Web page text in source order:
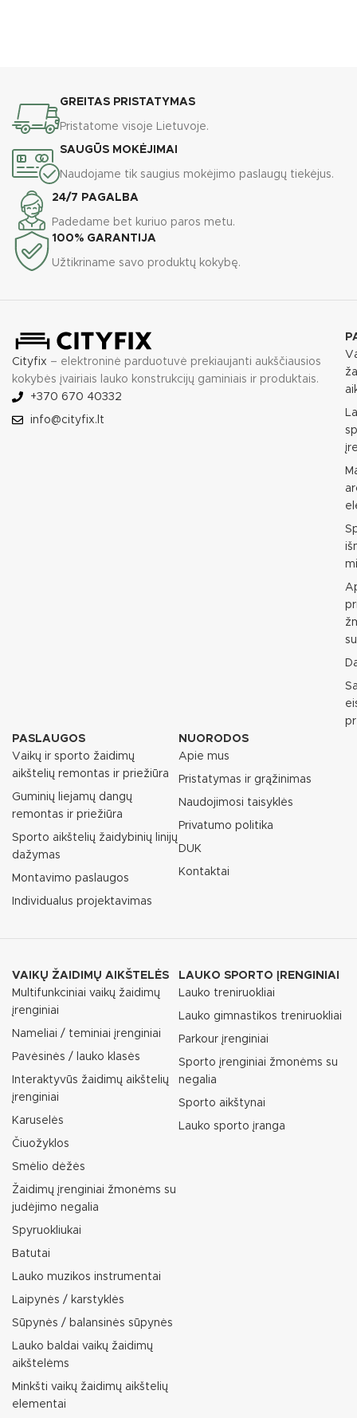
GREITAS PRISTATYMAS
Pristatome visoje Lietuvoje.
SAUGŪS MOKĖJIMAI
Naudojame tik saugius mokėjimo paslaugų tiekėjus.
24/7 PAGALBA
Padedame bet kuriuo paros metu.
100% GARANTIJA
Užtikriname savo produktų kokybę.
Cityfix – elektroninė parduotuvė prekiaujanti aukščiausios
kokybės įvairiais lauko konstrukcijų gaminiais ir produktais.
+370 670 40332
info@cityfix.lt
PASLAUGOS
Vaikų ir sporto žaidimų
aikštelių remontas ir priežiūra
Guminių liejamų dangų
remontas ir priežiūra
Sporto aikštelių žaidybinių linijų
dažymas
Montavimo paslaugos
Individualus projektavimas
NUORODOS
Apie mus
Pristatymas ir grąžinimas
Naudojimosi taisyklės
Privatumo politika
DUK
Kontaktai
VAIKŲ ŽAIDIMŲ AIKŠTELĖS
Multifunkciniai vaikų žaidimų
įrenginiai
Nameliai / teminiai įrenginiai
Pavėsinės / lauko klasės
Interaktyvūs žaidimų aikštelių
įrenginiai
Karuselės
Čiuožyklos
Smėlio dėžės
Žaidimų įrenginiai žmonėms su
judėjimo negalia
Spyruokliukai
Batutai
Lauko muzikos instrumentai
Laipynės / karstyklės
Sūpynės / balansinės sūpynės
Lauko baldai vaikų žaidimų
aikštelėms
Minkšti vaikų žaidimų aikštelių
elementai
LAUKO SPORTO ĮRENGINIAI
Lauko treniruokliai
Lauko gimnastikos treniruokliai
Parkour įrenginiai
Sporto įrenginiai žmonėms su
negalia
Sporto aikštynai
Lauko sporto įranga